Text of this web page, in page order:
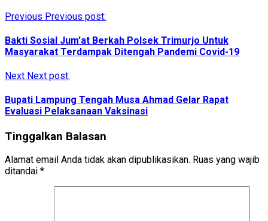
Previous Previous post:
Bakti Sosial Jum’at Berkah Polsek Trimurjo Untuk
Masyarakat Terdampak Ditengah Pandemi Covid-19
Next Next post:
Bupati Lampung Tengah Musa Ahmad Gelar Rapat
Evaluasi Pelaksanaan Vaksinasi
Tinggalkan Balasan
Alamat email Anda tidak akan dipublikasikan. Ruas yang wajib
ditandai *